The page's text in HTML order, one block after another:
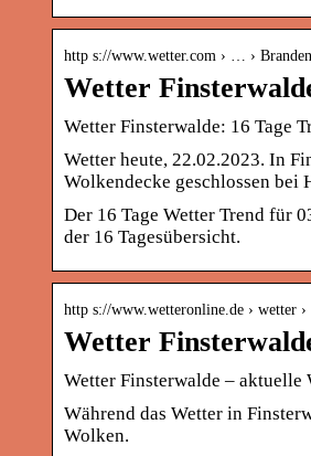
http s://www.wetter.com › … ›
Wetter
Wetter Finsterwalde: 16 Tage
Wetter heute, 22.02.2023. In
Wolkendecke geschlossen bei
Der 16 Tage Wetter Trend für
der 16 Tagesübersicht.
http s://www.wetteronline.de › wetter
Wetter
Wetter Finsterwalde – aktuelle
Während das Wetter in
Wolken.